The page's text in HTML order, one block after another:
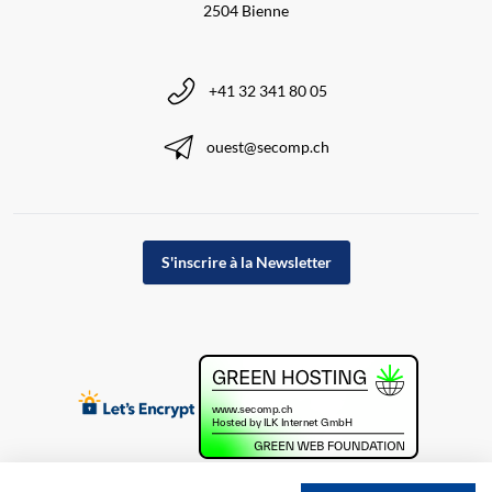
2504 Bienne
+41 32 341 80 05
ouest@secomp.ch
S'inscrire à la Newsletter